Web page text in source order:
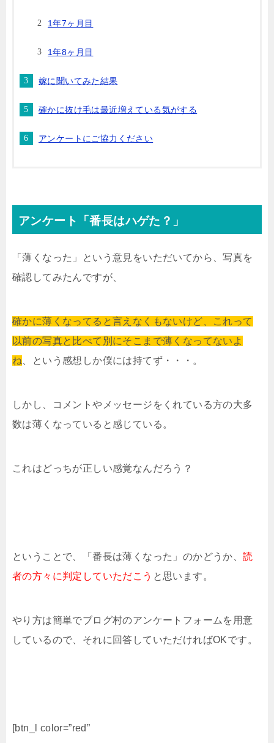
1年7ヶ月目
1年8ヶ月目
嫁に聞いてみた結果
確かに抜け毛は最近増えている気がする
アンケートにご協力ください
アンケート「番長はハゲた？」
「薄くなった」という意見をいただいてから、写真を
確認してみたんですが、
確かに薄くなってると言えなくもないけど、これって
以前の写真と比べて別にそこまで薄くなってないよ
ね 、という感想しか僕には持てず・・・。
しかし、コメントやメッセージをくれている方の大多
数は薄くなっていると感じている。
これはどっちが正しい感覚なんだろう？
ということで、「番長は薄くなった」のかどうか、読
者の方々に判定していただこう と思います。
やり方は簡単でブログ村のアンケートフォームを用意
しているので、それに回答していただければOKです。
[btn_l color=”red”